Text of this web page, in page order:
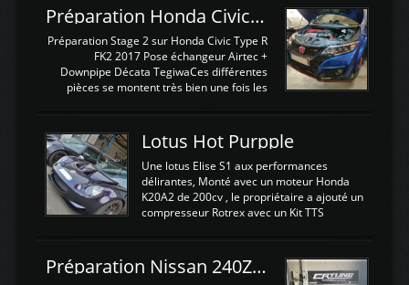
d'envoyer l'information de la large bande
dans le boitier. sydney sweeney deepfake
La sortie 0-5V de l'afr sera connectée sur
l'entrée AN Volt 8 et GndAN pour
Analogique, et Volt car l'information est une
tension (Pas une résistance variable d'un
est temps de brancher le ...
Préparation Honda Civic Type R FK2
Préparation Stage 2 sur Honda Civic Type R
FK2 2017 Pose échangeur Airtec +
Downpipe Décata TegiwaCes différentes
pièces se montent très bien une fois les
légere découpe du plastique inferieur,
negénant en rien la structure ou le
fonctionnement du fond plat. Une
reprogrammation Stage 2 est faite sur le
calculateur d'origine. Une alternative
économique au passage sur Hondata
d'origine 310cv et 400Nn , Une fois
reprogrammé et les ...
Lotus Hot Purpple
Une lotus Elise S1 aux performances
délirantes, Monté avec un moteur Honda
K20A2 de 200cv , le propriétaire a ajouté un
compresseur Rotrex avec un Kit TTS
d'augmenter la puissance de son moteur:
un watercooler a été ajouté. 300Cv sans
Préparation Nissan 240Z SR20DET